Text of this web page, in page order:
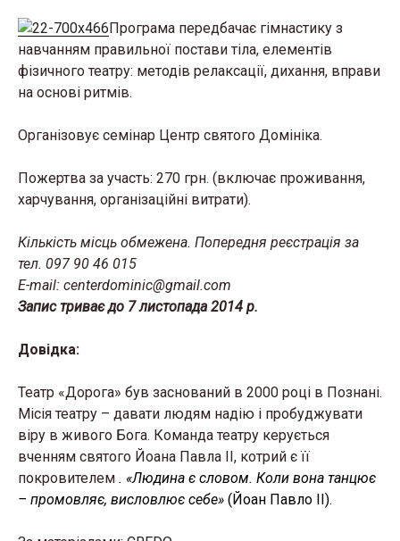
Програма передбачає гімнастику з
навчанням правильної постави тіла, елементів
фізичного театру: методів релаксації, дихання, вправи
на основі ритмів.
Організовує семінар Центр святого Домініка.
Пожертва за участь: 270 грн. (включає проживання,
харчування, організаційні витрати).
Кількість місць обмежена. Попередня реєстрація за
тел. 097 90 46 015
E-mail: centerdominic@gmail.com
Запис триває до 7 листопада 2014 р.
Довідка:
Театр «Дорога» був заснований в 2000 році в Познані.
Місія театру – давати людям надію і пробуджувати
віру в живого Бога. Команда театру керується
вченням святого Йоана Павла ІІ, котрий є її
покровителем . «Людина є словом. Коли вона танцює
– промовляє, висловлює себе» (Йоан Павло ІІ).